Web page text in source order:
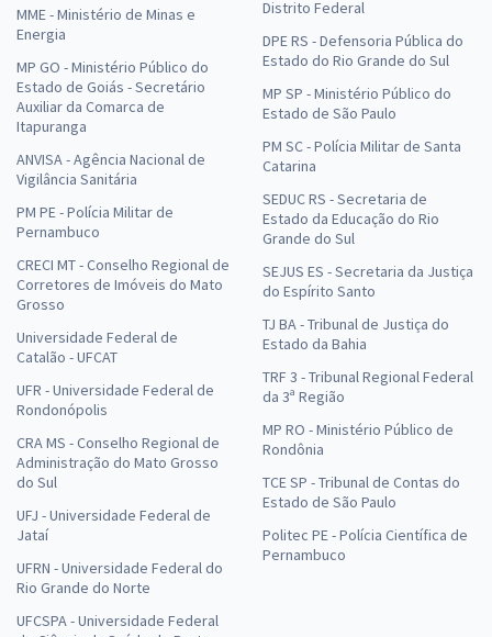
MME - Ministério de Minas e
Energia
MP GO - Ministério Público do
Estado de Goiás - Secretário
Auxiliar da Comarca de
Itapuranga
ANVISA - Agência Nacional de
Vigilância Sanitária
PM PE - Polícia Militar de
Pernambuco
CRECI MT - Conselho Regional de
Corretores de Imóveis do Mato
Grosso
Universidade Federal de
Catalão - UFCAT
UFR - Universidade Federal de
Rondonópolis
CRA MS - Conselho Regional de
Administração do Mato Grosso
do Sul
UFJ - Universidade Federal de
Jataí
UFRN - Universidade Federal do
Rio Grande do Norte
UFCSPA - Universidade Federal
Distrito Federal
DPE RS - Defensoria Pública do
Estado do Rio Grande do Sul
MP SP - Ministério Público do
Estado de São Paulo
PM SC - Polícia Militar de Santa
Catarina
SEDUC RS - Secretaria de
Estado da Educação do Rio
Grande do Sul
SEJUS ES - Secretaria da Justiça
do Espírito Santo
TJ BA - Tribunal de Justiça do
Estado da Bahia
TRF 3 - Tribunal Regional Federal
da 3ª Região
MP RO - Ministério Público de
Rondônia
TCE SP - Tribunal de Contas do
Estado de São Paulo
Politec PE - Polícia Científica de
Pernambuco